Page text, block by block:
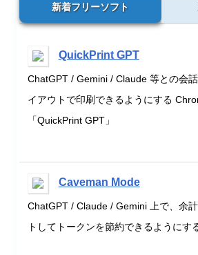
新着フリーソフト
QuickPrint GPT
ChatGPT / Gemini / Claude 等との会
イアウトで印刷できるようにする
「QuickPrint GPT」
Caveman Mode
ChatGPT / Claude / Gemini 上で、余
トしてトークンを節約できるようにす